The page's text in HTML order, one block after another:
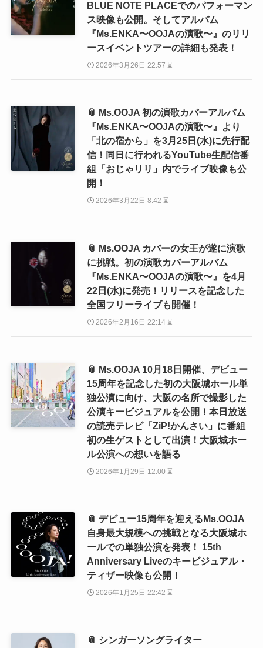
BLUE NOTE PLACEでのパフォーマン
ス映像も公開。そしてアルバム
『Ms.ENKA〜OOJAの演歌〜』のリリ
ースイベントツアーの詳細も発表！
2026年3月26日 22:57 ⌛
📎 Ms.OOJA 初の演歌カバーアルバム
『Ms.ENKA〜OOJAの演歌〜』より
「北の宿から」を3月25日(水)に先行配
信！同日に行われるYouTube生配信番
組「おじゃリリ」内でライブ映像も公
開！
2026年3月22日 8:42 ⌛
📎 Ms.OOJA カバーの女王が遂に演歌
に挑戦。初の演歌カバーアルバム
『Ms.ENKA〜OOJAの演歌〜』を4月
22日(水)に発売！リリースを記念した
全国フリーライブも開催！
2026年2月16日 22:14 ⌛
📎 Ms.OOJA 10月18日開催、デビュー
15周年を記念した初の大阪城ホール単
独公演に向け、大阪の名所で撮影した
公演キービジュアルを公開！本日放送
の読売テレビ「ZiP!かんさい」に番組
初の生ゲストとして出演！大阪城ホー
ル公演への想いを語る
2026年1月29日 12:00 ⌛
📎 デビュー15周年を迎えるMs.OOJA
自身最大規模への挑戦となる大阪城ホ
ールでの単独公演を発表！ 15th
Anniversary Liveのキービジュアル・
ティザー映像も公開！
2026年1月25日 22:42 ⌛
📎 シンガーソングライター